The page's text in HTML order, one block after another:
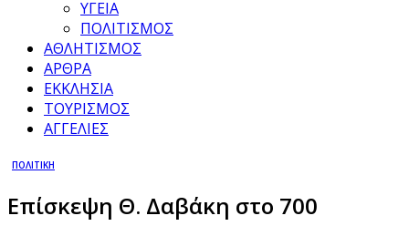
ΥΓΕΙΑ
ΠΟΛΙΤΙΣΜΟΣ
ΑΘΛΗΤΙΣΜΟΣ
ΑΡΘΡΑ
ΕΚΚΛΗΣΙΑ
ΤΟΥΡΙΣΜΟΣ
ΑΓΓΕΛΙΕΣ
ΠΟΛΙΤΙΚΗ
Επίσκεψη Θ. Δαβάκη στο 700